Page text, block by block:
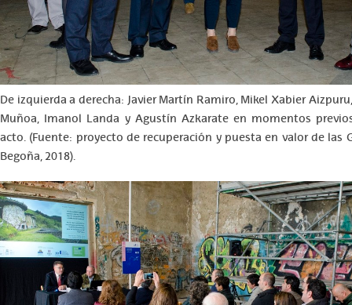
De izquierda a derecha: Javier Martín Ramiro, Mikel Xabier
Muñoa, Imanol Landa y Agustín Azkarate en momentos
acto. (Fuente: proyecto de recuperación y puesta en valor de las
Begoña, 2018).